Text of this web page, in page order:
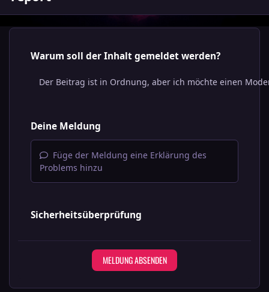
Warum soll der Inhalt gemeldet werden?
Deine Meldung
Füge der Meldung eine Erklärung des
Problems hinzu
Sicherheitsüberprüfung
MELDUNG ABSENDEN